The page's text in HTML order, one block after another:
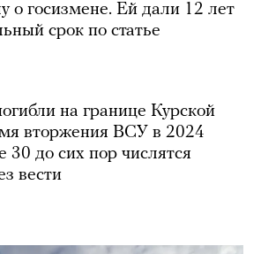
о госизмене. Ей дали 12 лет
срок по статье
на границе Курской
вторжения ВСУ в 2024
30 до сих пор числятся
вести